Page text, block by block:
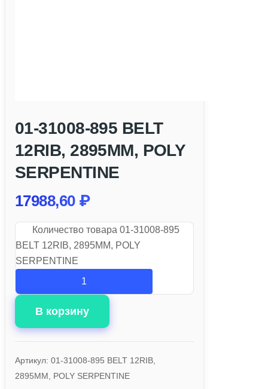
01-31008-895 BELT
12RIB, 2895MM, POLY
SERPENTINE
17988,60 ₽
Количество товара 01-31008-895
BELT 12RIB, 2895MM, POLY
SERPENTINE
В корзину
Артикул: 01-31008-895 BELT 12RIB,
2895MM, POLY SERPENTINE